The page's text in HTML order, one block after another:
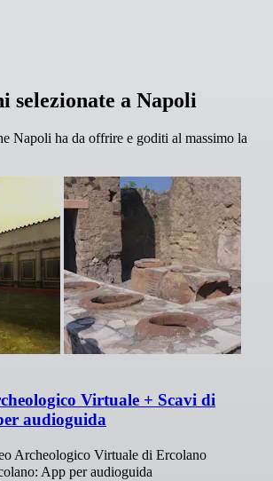
selezionate a Napoli
Napoli ha da offrire e goditi al massimo la
Virtuale + Scavi di
audioguida
Archeologico Virtuale di Ercolano
App per audioguida